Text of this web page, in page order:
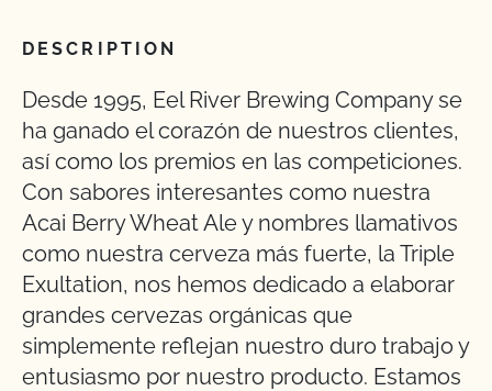
DESCRIPTION
Desde 1995, Eel River Brewing Company se
ha ganado el corazón de nuestros clientes,
así como los premios en las competiciones.
Con sabores interesantes como nuestra
Acai Berry Wheat Ale y nombres llamativos
como nuestra cerveza más fuerte, la Triple
Exultation, nos hemos dedicado a elaborar
grandes cervezas orgánicas que
simplemente reflejan nuestro duro trabajo y
entusiasmo por nuestro producto. Estamos